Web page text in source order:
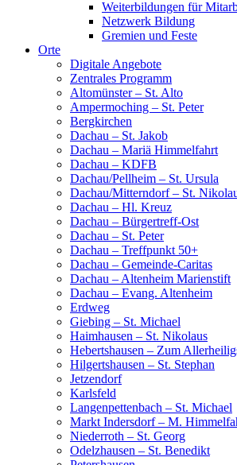
Weiterbildungen für
Netzwerk Bildung
Gremien und Feste
Orte
Digitale Angebote
Zentrales Programm
Altomünster – St. Alto
Ampermoching – St. Peter
Bergkirchen
Dachau – St. Jakob
Dachau – Mariä Himmelfahrt
Dachau – KDFB
Dachau/Pellheim – St. Ursula
Dachau/Mitterndorf – St.
Dachau – Hl. Kreuz
Dachau – Bürgertreff-Ost
Dachau – St. Peter
Dachau – Treffpunkt 50+
Dachau – Gemeinde-Caritas
Dachau – Altenheim Marienstift
Dachau – Evang. Altenheim
Erdweg
Giebing – St. Michael
Haimhausen – St. Nikolaus
Hebertshausen – Zum
Hilgertshausen – St. Stephan
Jetzendorf
Karlsfeld
Langenpettenbach – St. Michael
Markt Indersdorf – M.
Niederroth – St. Georg
Odelzhausen – St. Benedikt